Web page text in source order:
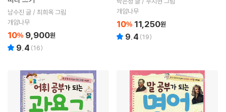
남수진 글 / 최희옥 그림
개암나무
10% 9,900원
9.4 (16)
개암나무
10% 11,250원
9.4 (19)